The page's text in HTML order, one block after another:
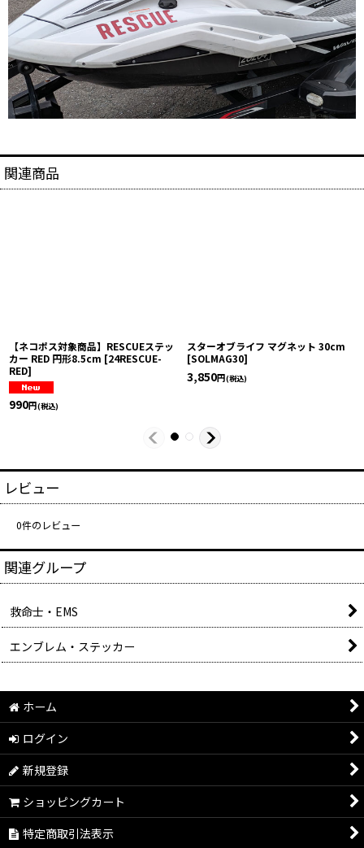
関連商品
【ネコポス対象商品】RESCUEステッ
カー RED 円形8.5cm [24RESCUE-
RED]
990円(税込)
スターオブライフ マグネット 30cm
[SOLMAG30]
3,850円(税込)
レビュー
0件のレビュー
関連グループ
救命士・EMS
エンブレム・ステッカー
ホーム
ログイン
新規登録
ショッピングカート
特定商取引法表示